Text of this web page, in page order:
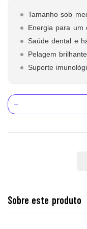
Tamanho sob
Energia para um
Saúde dental e
Pelagem
Suporte
Sobre este produto